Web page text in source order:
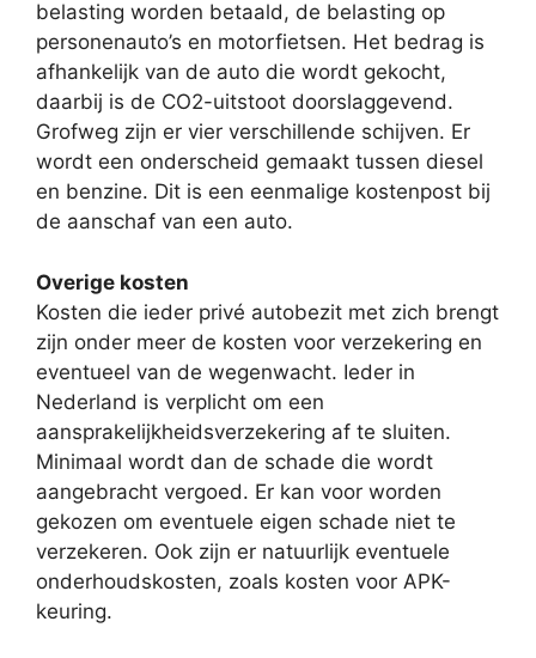
belasting worden betaald, de belasting op
personenauto’s en motorfietsen. Het bedrag is
afhankelijk van de auto die wordt gekocht,
daarbij is de CO2-uitstoot doorslaggevend.
Grofweg zijn er vier verschillende schijven. Er
wordt een onderscheid gemaakt tussen diesel
en benzine. Dit is een eenmalige kostenpost bij
de aanschaf van een auto.
Overige kosten
Kosten die ieder privé autobezit met zich brengt
zijn onder meer de kosten voor verzekering en
eventueel van de wegenwacht. Ieder in
Nederland is verplicht om een
aansprakelijkheidsverzekering af te sluiten.
Minimaal wordt dan de schade die wordt
aangebracht vergoed. Er kan voor worden
gekozen om eventuele eigen schade niet te
verzekeren. Ook zijn er natuurlijk eventuele
onderhoudskosten, zoals kosten voor APK-
keuring.